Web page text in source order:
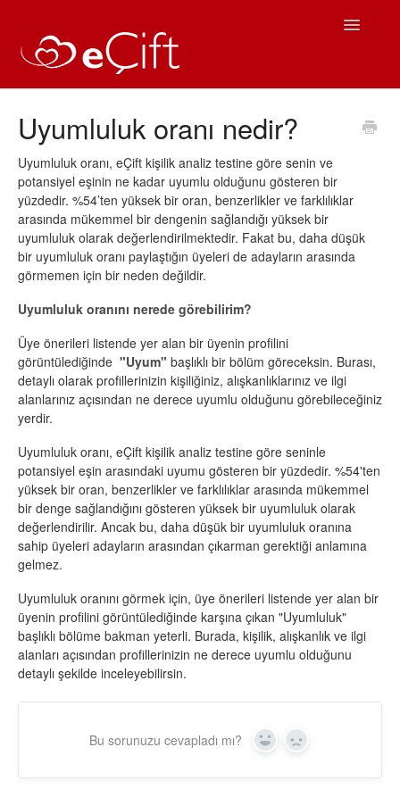
Toggle
Sıkça Sorulan Sorular
iOS Yardım
Android Yardım
Uyumluluk oranı nedir?
Uyumluluk oranı, eÇift kişilik analiz testine göre senin ve
potansiyel eşinin ne kadar uyumlu olduğunu gösteren bir
yüzdedir. %54’ten yüksek bir oran, benzerlikler ve farklılıklar
arasında mükemmel bir dengenin sağlandığı yüksek bir
uyumluluk olarak değerlendirilmektedir. Fakat bu, daha düşük
bir uyumluluk oranı paylaştığın üyeleri de adayların arasında
görmemen için bir neden değildir.
Uyumluluk oranını nerede görebilirim?
Üye önerileri listende yer alan bir üyenin profilini
görüntülediğinde "Uyum" başlıklı bir bölüm göreceksin. Burası,
detaylı olarak profillerinizin kişiliğiniz, alışkanlıklarınız ve ilgi
alanlarınız açısından ne derece uyumlu olduğunu görebileceğiniz
yerdir.
Uyumluluk oranı, eÇift kişilik analiz testine göre seninle
potansiyel eşin arasındaki uyumu gösteren bir yüzdedir. %54'ten
yüksek bir oran, benzerlikler ve farklılıklar arasında mükemmel
bir denge sağlandığını gösteren yüksek bir uyumluluk olarak
değerlendirilir. Ancak bu, daha düşük bir uyumluluk oranına
sahip üyeleri adayların arasından çıkarman gerektiği anlamına
gelmez.
Uyumluluk oranını görmek için, üye önerileri listende yer alan bir
üyenin profilini görüntülediğinde karşına çıkan "Uyumluluk"
başlıklı bölüme bakman yeterli. Burada, kişilik, alışkanlık ve ilgi
alanları açısından profillerinizin ne derece uyumlu olduğunu
detaylı şekilde inceleyebilirsin.
Bu sorunuzu cevapladı mı? Yes No